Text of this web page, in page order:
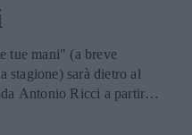
tue mani" (a breve
stagione) sarà dietro al
Antonio Ricci a partire